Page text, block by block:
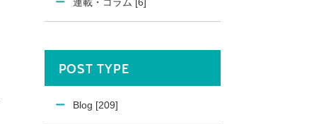
POST TYPE
Blog [209]